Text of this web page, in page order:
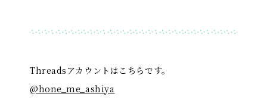
Threadsアカウントはこちらです。
@hone_me_ashiya